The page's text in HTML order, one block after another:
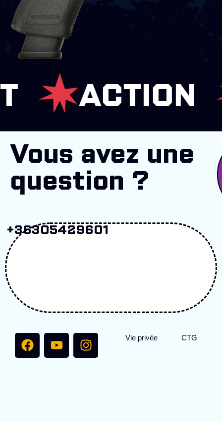
ACTION
Vous avez une
question ?
+36305429601
Vie privée CTG